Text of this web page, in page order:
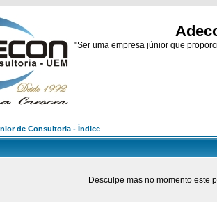
"Ser uma empresa júnior que
de Consultoria - Índice
Desculpe mas no momento este